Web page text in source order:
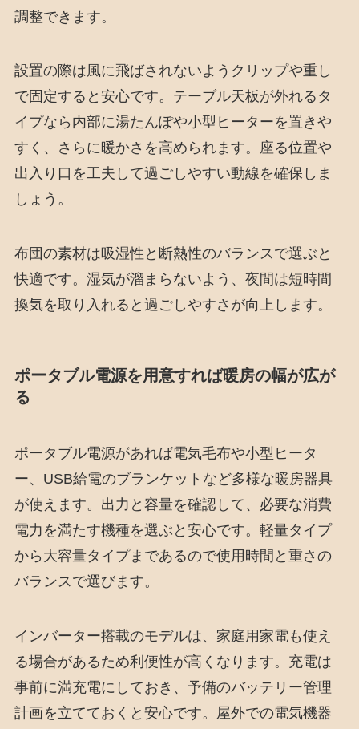
調整できます。
設置の際は風に飛ばされないようクリップや重し
で固定すると安心です。テーブル天板が外れるタ
イプなら内部に湯たんぽや小型ヒーターを置きや
すく、さらに暖かさを高められます。座る位置や
出入り口を工夫して過ごしやすい動線を確保しま
しょう。
布団の素材は吸湿性と断熱性のバランスで選ぶと
快適です。湿気が溜まらないよう、夜間は短時間
換気を取り入れると過ごしやすさが向上します。
ポータブル電源を用意すれば暖房の幅が広が
る
ポータブル電源があれば電気毛布や小型ヒータ
ー、USB給電のブランケットなど多様な暖房器具
が使えます。出力と容量を確認して、必要な消費
電力を満たす機種を選ぶと安心です。軽量タイプ
から大容量タイプまであるので使用時間と重さの
バランスで選びます。
インバーター搭載のモデルは、家庭用家電も使え
る場合があるため利便性が高くなります。充電は
事前に満充電にしておき、予備のバッテリー管理
計画を立てておくと安心です。屋外での電気機器